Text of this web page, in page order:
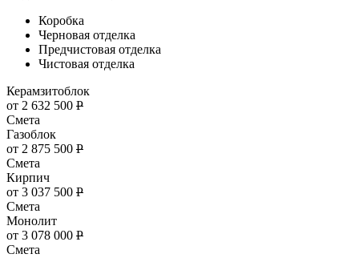
Коробка
Черновая отделка
Предчистовая отделка
Чистовая отделка
Керамзитоблок
от 2 632 500 Р
Смета
Газоблок
от 2 875 500 Р
Смета
Кирпич
от 3 037 500 Р
Смета
Монолит
от 3 078 000 Р
Смета